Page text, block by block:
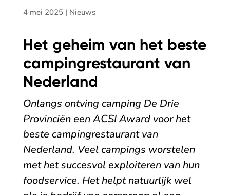
4 mei 2025| Nieuws
Het geheim van het beste
campingrestaurant van
Nederland
Onlangs ontving camping De Drie
Provinciën een ACSI Award voor het
beste campingrestaurant van
Nederland. Veel campings worstelen
met het succesvol exploiteren van hun
foodservice. Het helpt natuurlijk wel